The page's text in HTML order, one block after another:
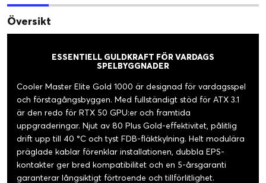
Översikt
ESSENTIELL GULDKRAFT FÖR VARDAGS
SPELBYGGNADER
Cooler Master Elite Gold 1000 är designad för vardagsspel
och förstagångsbyggen. Med fullständigt stöd för ATX 3.1
är den redo för RTX 50 GPU:er och framtida
uppgraderingar. Njut av 80 Plus Gold-effektivitet, pålitlig
drift upp till 40 °C och tyst FDB-fläktkylning. Helt modulära
präglade kablar förenklar installationen, dubbla EPS-
kontakter ger bred kompatibilitet och en 5-årsgaranti
garanterar långsiktigt förtroende och tillförlitlighet.